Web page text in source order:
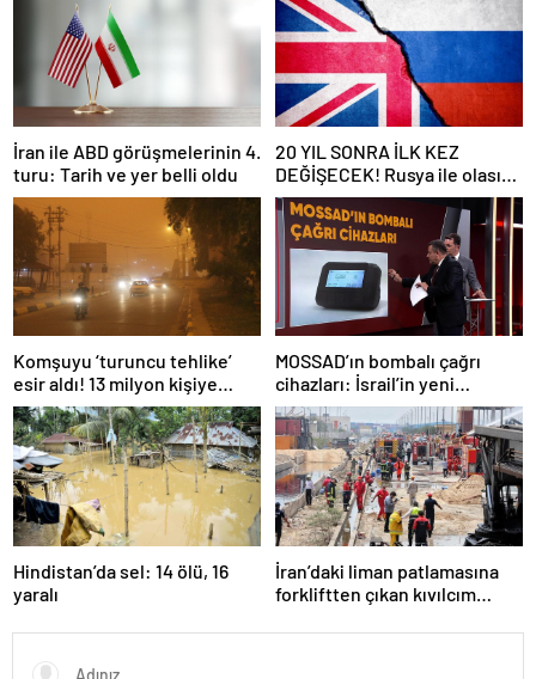
İran ile ABD görüşmelerinin 4.
turu: Tarih ve yer belli oldu
20 YIL SONRA İLK KEZ
DEĞİŞECEK! Rusya ile olası
savaş… İngiltere’nin gizli
planı güncelleniyor!
Komşuyu ‘turuncu tehlike’
esir aldı! 13 milyon kişiye
“evde kalın” uyarısı…
MOSSAD’ın bombalı çağrı
cihazları: İsrail’in yeni
suikastını MİT önledi
Hindistan’da sel: 14 ölü, 16
yaralı
İran’daki liman patlamasına
forkliftten çıkan kıvılcım